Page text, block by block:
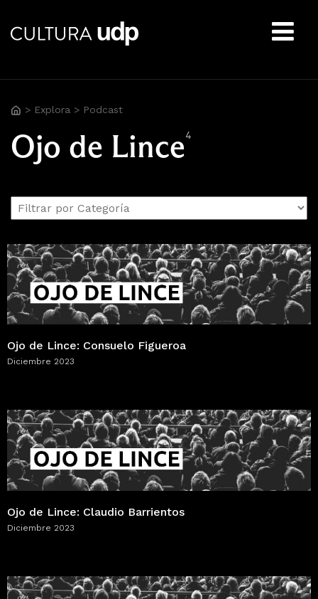
> Explora > Podcast
Ojo de Lince4
Ojo de Lince: Consuelo Figueroa
Diciembre 2023
Ojo de Lince: Claudio Barrientos
Diciembre 2023